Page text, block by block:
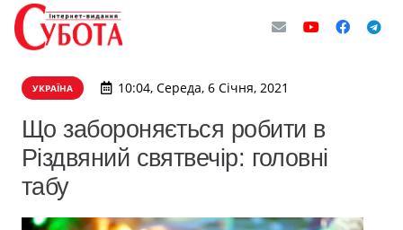
УКРАЇНА 10:04, Середа, 6 Січня, 2021
Що забороняється робити в
Різдвяний святвечір: головні
табу